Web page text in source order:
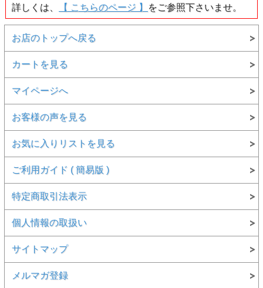
詳しくは、
【 こちらのページ 】 をご参照下さいませ。
お店のトップへ戻る
カートを見る
マイページへ
お客様の声を見る
お気に入りリストを見る
ご利用ガイド ( 簡易版 )
特定商取引法表示
個人情報の取扱い
サイトマップ
メルマガ登録